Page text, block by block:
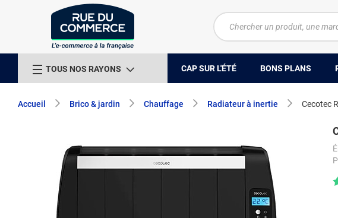
TOUS NOS RAYONS CAP SUR L'ÉTÉ BONS PLANS
Accueil Brico & jardin Chauffage Radiateur à inertie Cecotec